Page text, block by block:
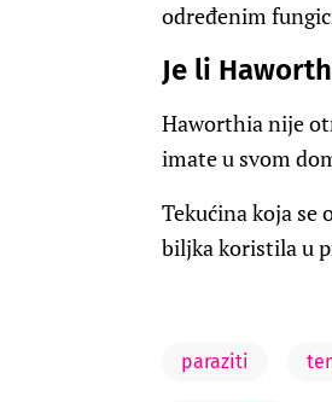
određenim
Je li
Haworthia nije
imate u svom
Tekućina koja se
biljka koristila u
paraziti